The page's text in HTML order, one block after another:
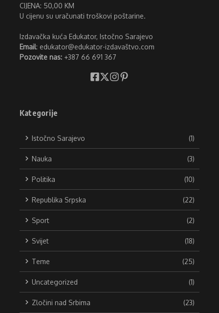
CIJENA: 50,00 KM
U cijenu su uračunati troškovi poštarine.
Izdavačka kuća Edukator, Istočno Sarajevo
Email: edukator@edukator-izdavaštvo.com
Pozovite nas: +387 66 691 367
Kategorije
Istočno Sarajevo (1)
Nauka (3)
Politika (10)
Republika Srpska (22)
Sport (2)
Svijet (18)
Teme (25)
Uncategorized (1)
Zločini nad Srbima (23)